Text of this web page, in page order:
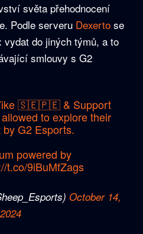
světa přehodnocení
Podle serveru Dexerto se
do jiných týmů, a to
smlouvy s G2
🇸🇪🇵🇪 & Support
to explore their
G2 Esports.
powered by
t.co/9iBuMfZags
October 14,
2024